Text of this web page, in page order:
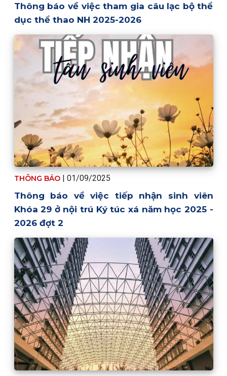
Thông báo về việc tham gia câu lạc bộ thể
dục thể thao NH 2025-2026
THÔNG BÁO | 01/09/2025
Thông báo về việc tiếp nhận sinh viên
Khóa 29 ở nội trú Ký túc xá năm học 2025 -
2026 đợt 2